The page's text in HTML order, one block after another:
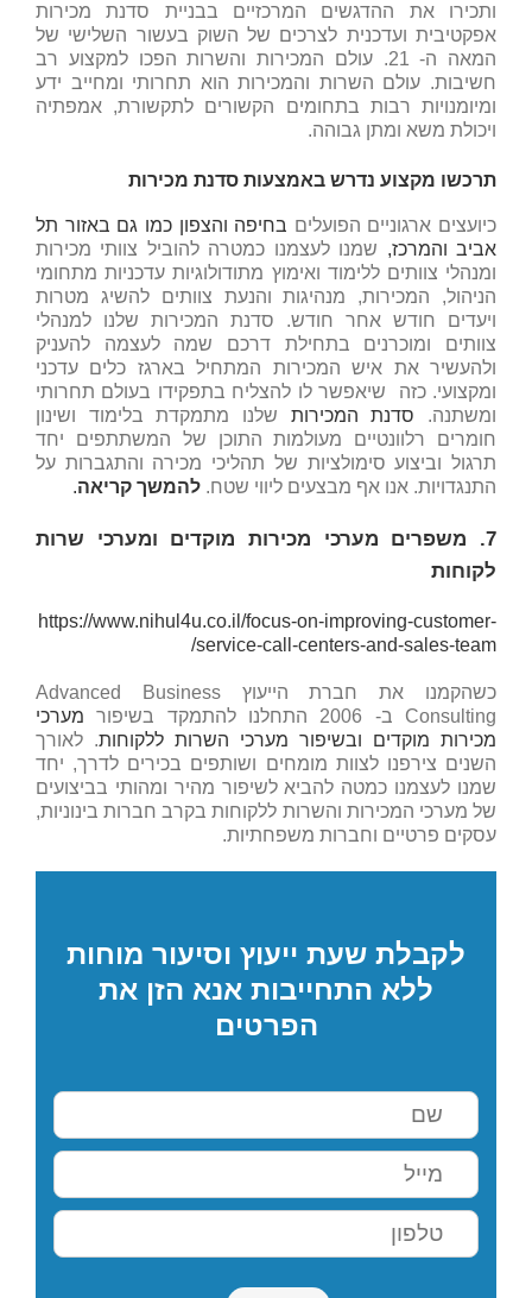
ותכירו את ההדגשים המרכזיים בבניית סדנת מכירות
אפקטיבית ועדכנית לצרכים של השוק בעשור השלישי של
המאה ה- 21. עולם המכירות והשרות הפכו למקצוע רב
חשיבות. עולם השרות והמכירות הוא תחרותי ומחייב ידע
ומיומנויות רבות בתחומים הקשורים לתקשורת, אמפתיה
ויכולת משא ומתן גבוהה.
תרכשו מקצוע נדרש באמצעות סדנת מכירות
כיועצים ארגוניים הפועלים בחיפה והצפון כמו גם באזור תל
אביב והמרכז, שמנו לעצמנו כמטרה להוביל צוותי מכירות
ומנהלי צוותים ללימוד ואימוץ מתודולוגיות עדכניות מתחומי
הניהול, המכירות, מנהיגות והנעת צוותים להשיג מטרות
ויעדים חודש אחר חודש. סדנת המכירות שלנו למנהלי
צוותים ומוכרנים בתחילת דרכם שמה לעצמה להעניק
ולהעשיר את איש המכירות המתחיל בארגז כלים עדכני
ומקצועי. כזה שיאפשר לו להצליח בתפקידו בעולם תחרותי
ומשתנה. סדנת המכירות שלנו מתמקדת בלימוד ושינון
חומרים רלוונטיים מעולמות התוכן של המשתתפים יחד
תרגול וביצוע סימולציות של תהליכי מכירה והתגברות על
התנגדויות. אנו אף מבצעים ליווי שטח. להמשך קריאה.
7. משפרים מערכי מכירות מוקדים ומערכי שרות
לקוחות
https://www.nihul4u.co.il/focus-on-improving-customer-
service-call-centers-and-sales-team/
כשהקמנו את חברת הייעוץ Advanced Business
Consulting ב- 2006 התחלנו להתמקד בשיפור
מערכי
מכירות מוקדים ובשיפור מערכי השרות ללקוחות. לאורך
השנים צירפנו לצוות מומחים ושותפים בכירים לדרך, יחד
שמנו לעצמנו כמטה להביא לשיפור מהיר ומהותי בביצועים
של מערכי המכירות והשרות ללקוחות בקרב חברות בינוניות,
עסקים פרטיים וחברות משפחתיות.
לקבלת שעת ייעוץ וסיעור מוחות
ללא התחייבות אנא הזן את
הפרטים